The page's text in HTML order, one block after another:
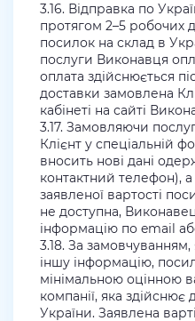
3.16. Відправка по
протягом 2–5 робочих
посилок на склад в
послуги Виконавця
оплата здійснюється
доставки замовлена
кабінеті на сайті
3.17. Замовляючи
Клієнт у спеціальній
вносить нові дані
контактний телефон),
заявленої вартості
не доступна,
інформацію по email
3.18. За
іншу інформацію,
мінімальною оцінною
компанії, яка здійснює
України. Заявлена